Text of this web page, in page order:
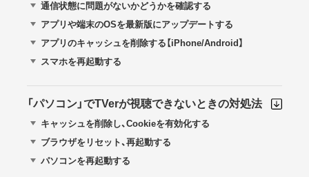
通信状態に問題がないかどうかを確認する
アプリや端末のOSを最新版にアップデートする
アプリのキャッシュを削除する【iPhone/Android】
スマホを再起動する
「パソコン」でTVerが視聴できないときの対処法
キャッシュを削除し、Cookieを有効化する
ブラウザをリセット、再起動する
パソコンを再起動する